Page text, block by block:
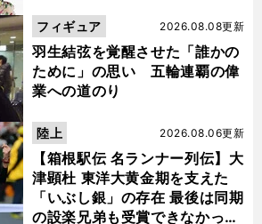
羽生結弦を覚醒させた「誰かの
ために」の思い 五輪連覇の偉
業への道のり
2026.08.08更新
フィギュア
【箱根駅伝 名ランナー列伝】大
津顕杜 東洋大黄金期を支えた
「いぶし銀」の存在 最後は同期
の設楽兄弟も受賞できなかった
2026.08.06更新
陸上